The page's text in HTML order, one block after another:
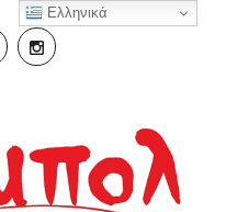
Ελληνικά